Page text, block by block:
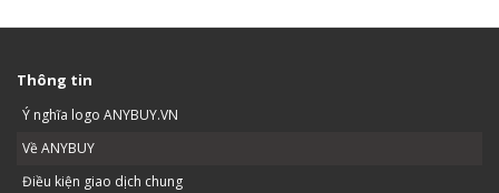
Thông tin
Ý nghĩa logo ANYBUY.VN
Về ANYBUY
Điều kiện giao dịch chung